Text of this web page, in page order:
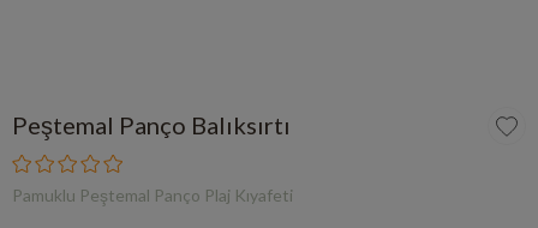
Peştemal Panço Balıksırtı
Pamuklu Peştemal Panço Plaj Kıyafeti